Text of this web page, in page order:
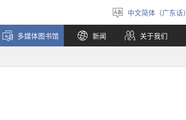
选
择
语
言
中文简体（广东话）
多媒体图书馆 新闻 关于我们